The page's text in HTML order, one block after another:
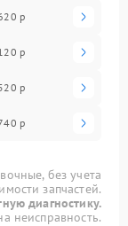
р
р
р
р
без учета
запчастей.
диагностику.
неисправность.